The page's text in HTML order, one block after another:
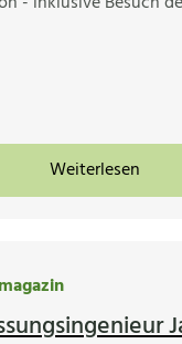
Weiterlesen